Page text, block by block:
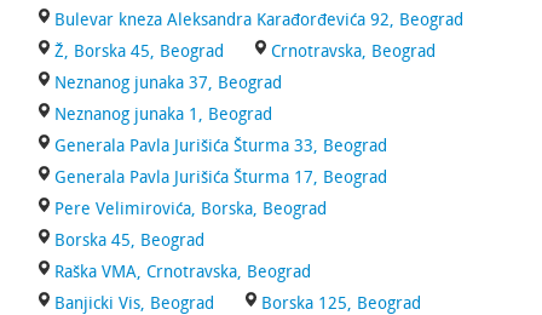
Bulevar kneza Aleksandra Karađorđevića 92, Beograd
Ž, Borska 45, Beograd
Crnotravska, Beograd
Neznanog junaka 37, Beograd
Neznanog junaka 1, Beograd
Generala Pavla Jurišića Šturma 33, Beograd
Generala Pavla Jurišića Šturma 17, Beograd
Pere Velimirovića, Borska, Beograd
Borska 45, Beograd
Raška VMA, Crnotravska, Beograd
Banjicki Vis, Beograd
Borska 125, Beograd